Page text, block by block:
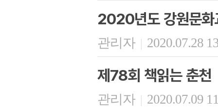
2020년도 강원문화
관리자 | 2020.07.28
제78회 책읽는 춘천
관리자 | 2020.07.09